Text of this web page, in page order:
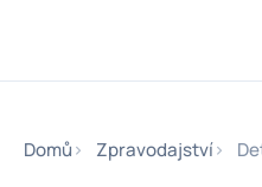
Domů Zpravodajství